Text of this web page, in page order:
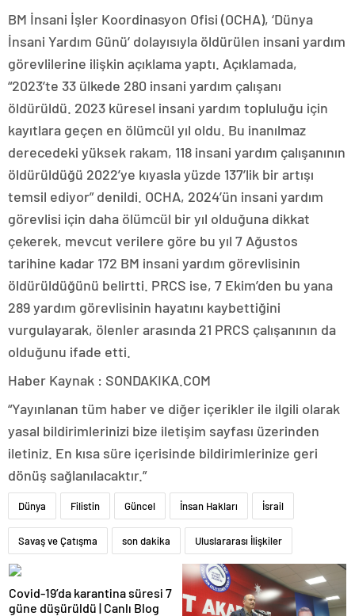
BM İnsani İşler Koordinasyon Ofisi (OCHA), ‘Dünya
İnsani Yardım Günü’ dolayısıyla öldürülen insani yardım
görevlilerine ilişkin açıklama yaptı. Açıklamada,
“2023’te 33 ülkede 280 insani yardım çalışanı
öldürüldü. 2023 küresel insani yardım topluluğu için
kayıtlara geçen en ölümcül yıl oldu. Bu inanılmaz
derecedeki yüksek rakam, 118 insani yardım çalışanının
öldürüldüğü 2022’ye kıyasla yüzde 137’lik bir artışı
temsil ediyor” denildi. OCHA, 2024’ün insani yardım
görevlisi için daha ölümcül bir yıl olduğuna dikkat
çekerek, mevcut verilere göre bu yıl 7 Ağustos
tarihine kadar 172 BM insani yardım görevlisinin
öldürüldüğünü belirtti. PRCS ise, 7 Ekim’den bu yana
289 yardım görevlisinin hayatını kaybettiğini
vurgulayarak, ölenler arasında 21 PRCS çalışanının da
olduğunu ifade etti.
Haber Kaynak : SONDAKIKA.COM
“Yayınlanan tüm haber ve diğer içerikler ile ilgili olarak
yasal bildirimlerinizi bize iletişim sayfası üzerinden
iletiniz. En kısa süre içerisinde bildirimlerinize geri
dönüş sağlanılacaktır.”
Dünya Filistin Güncel İnsan Hakları İsrail
Savaş ve Çatışma son dakika Uluslararası İlişkiler
Covid-19’da karantina süresi 7
güne düşürüldü | Canlı Blog